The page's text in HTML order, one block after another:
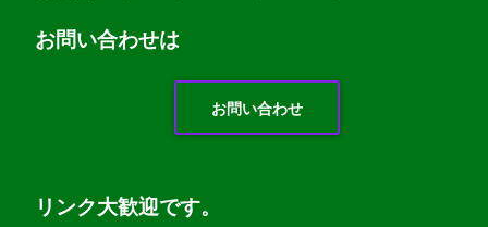
お問い合わせは
お問い合わせ
リンク大歓迎です。